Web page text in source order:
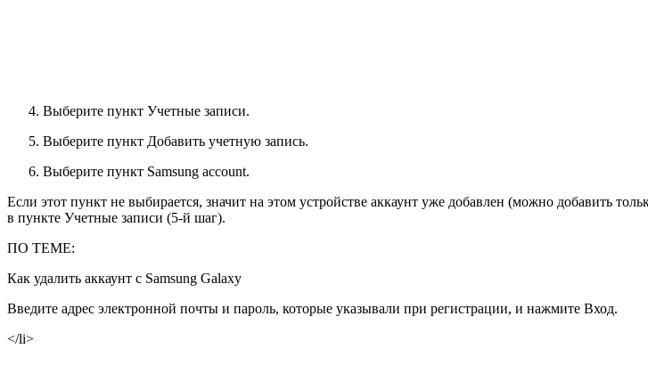
Выберите пункт Учетные записи.
Выберите пункт Добавить учетную запись.
Выберите пункт Samsung account.
Если этот пункт не выбирается, значит на этом устройстве аккаунт уже добавлен (можно добавить
в пункте Учетные записи (5-й шаг).
ПО ТЕМЕ:
Как удалить аккаунт с Samsung Galaxy
Введите адрес электронной почты и пароль, которые указывали при регистрации, и нажмите Вход.
</li>